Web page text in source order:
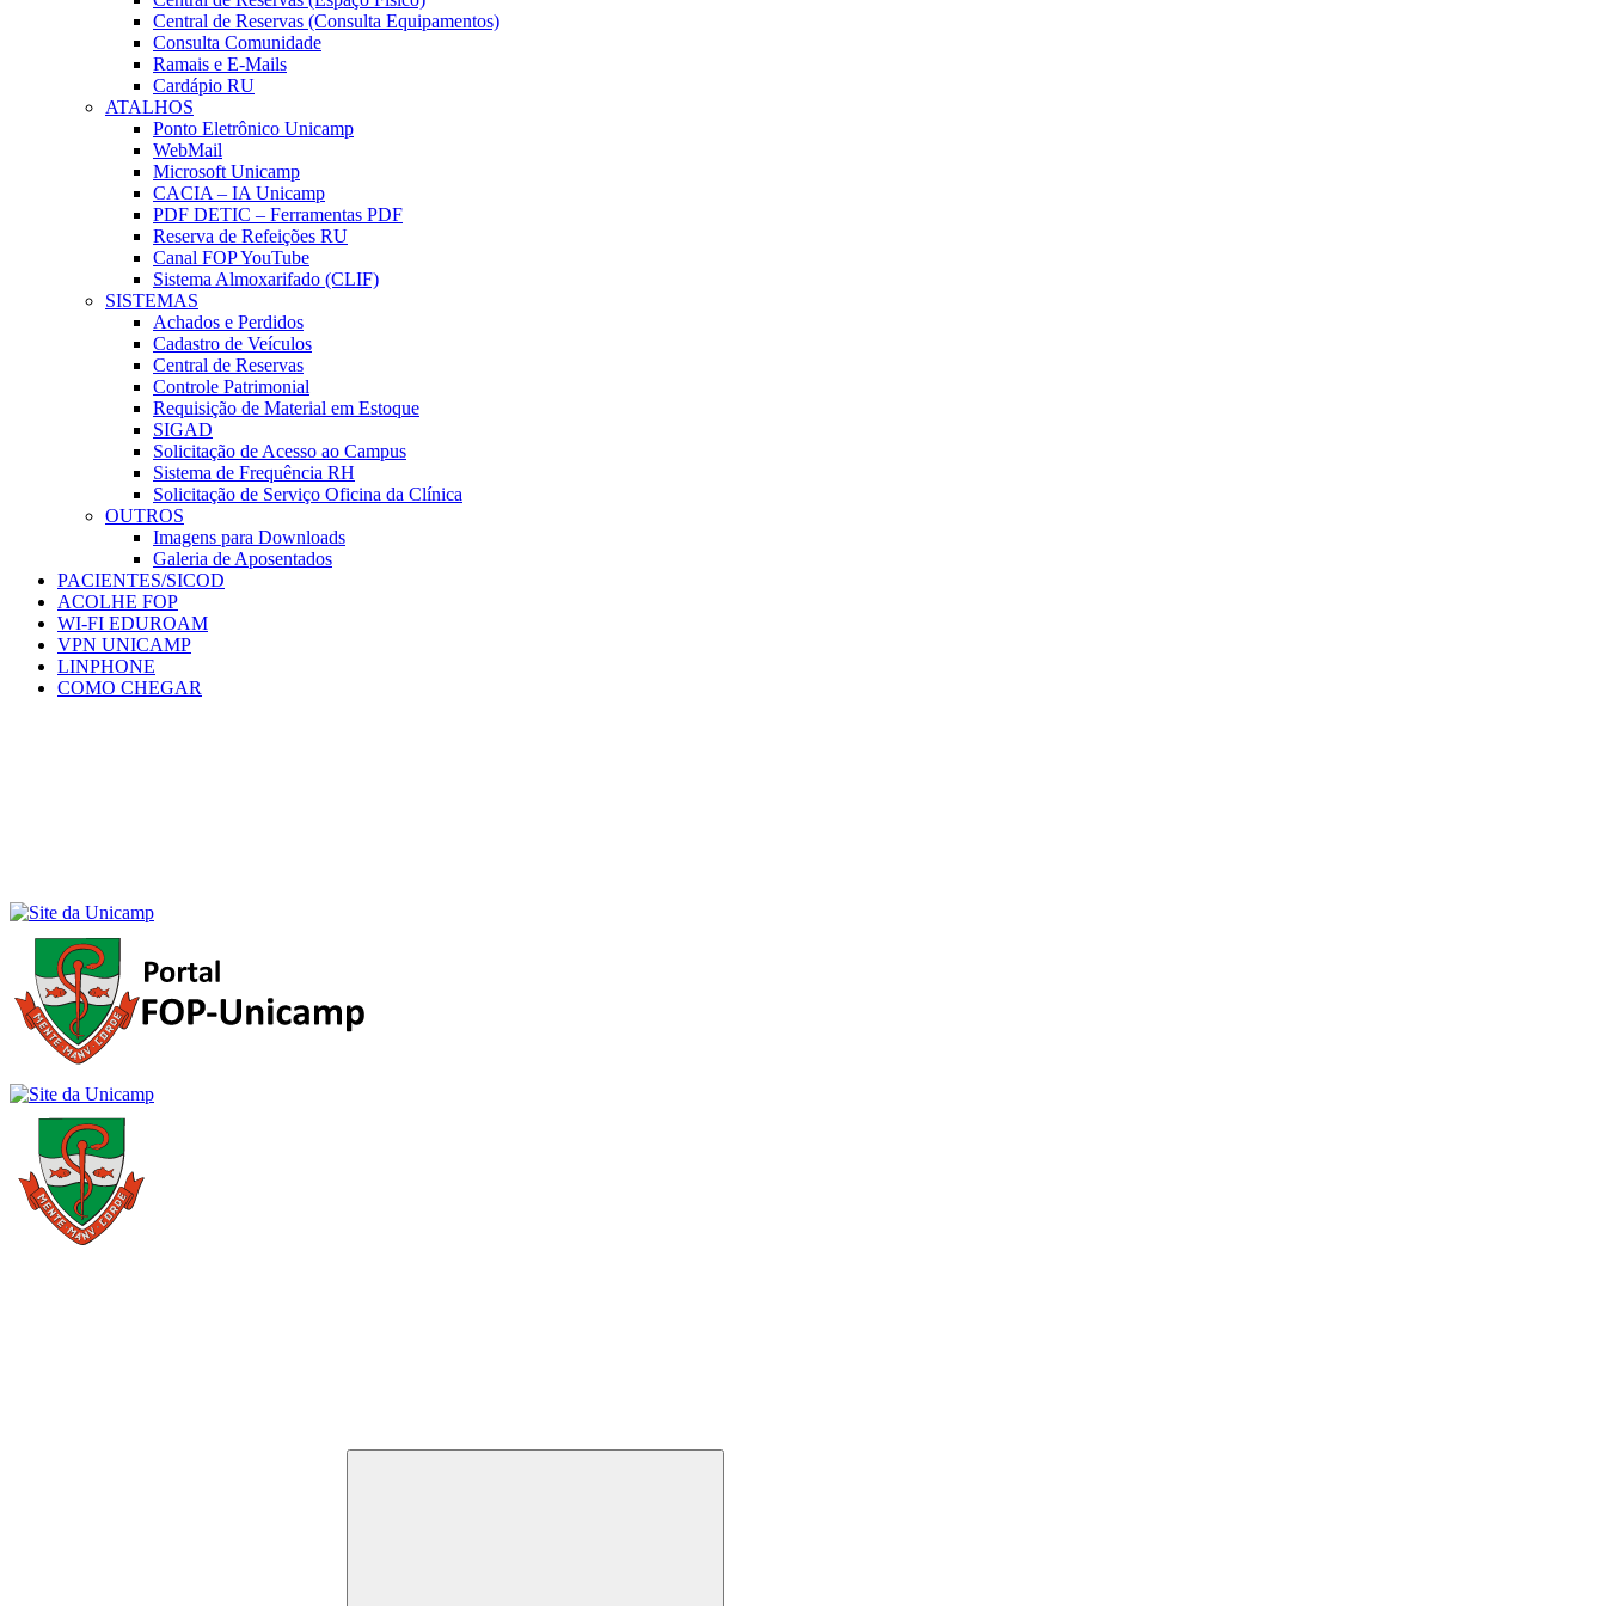
Central de Reservas (Consulta Equipamentos)
Consulta Comunidade
Ramais e E-Mails
Cardápio RU
ATALHOS
Ponto Eletrônico Unicamp
WebMail
Microsoft Unicamp
CACIA – IA Unicamp
PDF DETIC – Ferramentas PDF
Reserva de Refeições RU
Canal FOP YouTube
Sistema Almoxarifado (CLIF)
SISTEMAS
Achados e Perdidos
Cadastro de Veículos
Central de Reservas
Controle Patrimonial
Requisição de Material em Estoque
SIGAD
Solicitação de Acesso ao Campus
Sistema de Frequência RH
Solicitação de Serviço Oficina da Clínica
OUTROS
Imagens para Downloads
Galeria de Aposentados
PACIENTES/SICOD
ACOLHE FOP
WI-FI EDUROAM
VPN UNICAMP
LINPHONE
COMO CHEGAR